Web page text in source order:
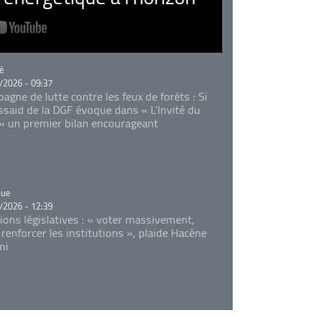
- 09:37
de lutte contre les feux de forêts : Si
de la DGF évoque dans « L'Invité du
un premier bilan encourageant
- 12:39
législatives : « voter massivement,
les institutions », plaide Hacène